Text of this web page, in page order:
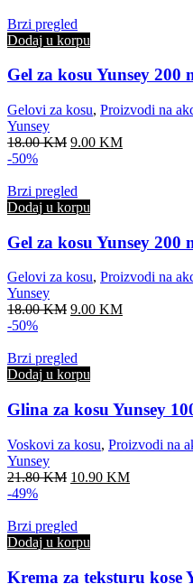
33.20 KM.
Brzi pregled
Dodaj u korpu
Gel za kosu Yunsey
Gelovi za kosu, Proizvodi na
Yunsey
18.00KM Original
18.00 KM.
9.00 KMCurrent
-50%
Brzi pregled
Dodaj u korpu
Gel za kosu Yunsey
Gelovi za kosu, Proizvodi na
Yunsey
18.00KM Original
18.00 KM.
9.00 KMCurrent
-50%
Brzi pregled
Dodaj u korpu
Glina za kosu Yunsey
Voskovi za kosu, Proizvodi na
Yunsey
21.80KM Original
21.80 KM.
10.90 KMCurrent
-49%
Brzi pregled
Dodaj u korpu
Krema za teksturu kose